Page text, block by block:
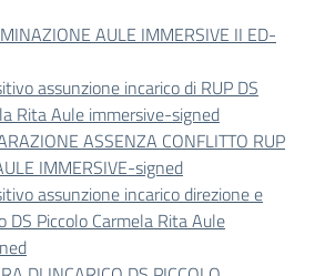
AULE IMMERSIVE II ED-
assunzione incarico di RUP DS
Rita Aule immersive-signed
ASSENZA CONFLITTO RUP
IMMERSIVE-signed
assunzione incarico direzione e
DS Piccolo Carmela Rita Aule